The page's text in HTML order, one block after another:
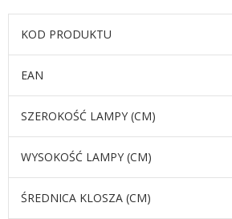
KOD PRODUKTU
EAN
SZEROKOŚĆ LAMPY (CM)
WYSOKOŚĆ LAMPY (CM)
ŚREDNICA KLOSZA (CM)